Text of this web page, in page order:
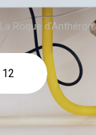
Roque d'Anthéron